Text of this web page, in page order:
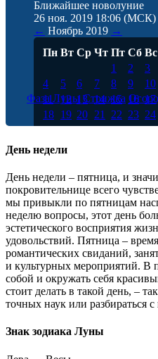
Ближайшее новолуние
26 ноя. 2019 18:06 (МСК)
← Ноябрь 2019 →
Пн Вт Ср Чт Пт Сб Вс
1
2
3
4
5 6 7 8 9
10
11 12 13 14 15 16 17
18 19 20 21 22 23 24
25 26 27 28 29 30
Фаза Луны Стрижка
День недели
День недели – пятница, и
покровительнице всего
мы привыкли по пятницам
неделю вопросы, этот день
эстетического восприятия
удовольствий. Пятница –
романтических свиданий,
и культурных мероприятий. В
собой и окружать себя
стоит делать в такой день, –
точных наук или разбираться
Знак зодиака Луны